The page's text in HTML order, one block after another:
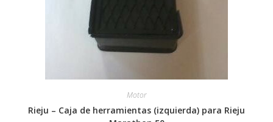
Motor
Rieju – Caja de herramientas (izquierda) para Rieju